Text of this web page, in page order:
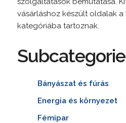
vásárláshoz készült oldalak a
kategóriába tartoznak.
Bányászat és fúrás
Energia és környezet
Fémipar